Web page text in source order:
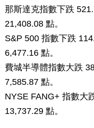
那斯達克指數下跌
21,408.08 點。
S&P 500 指數下跌
6,477.16 點。
費城半導體指數大跌
7,585.87 點。
NYSE FANG+ 指數大
13,737.29 點。